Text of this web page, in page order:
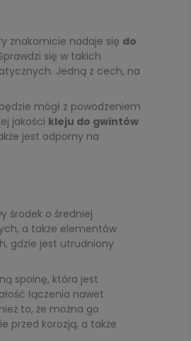
znakomicie nadaje się do
się w takich
Jedną z cech, na
mógł z powodzeniem
jakości kleju do gwintów
jest odporny na
środek o średniej
a także elementów
gdzie jest utrudniony
spoinę, która jest
łączenia nawet
to, że można go
przed korozją, a także